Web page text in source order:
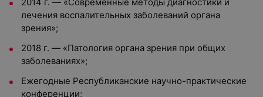
лечения воспалительных заболеваний органа
зрения»;
2018 г. — «Патология органа зрения при общих
заболеваниях»;
Ежегодные Республиканские научно-практические
конференции;